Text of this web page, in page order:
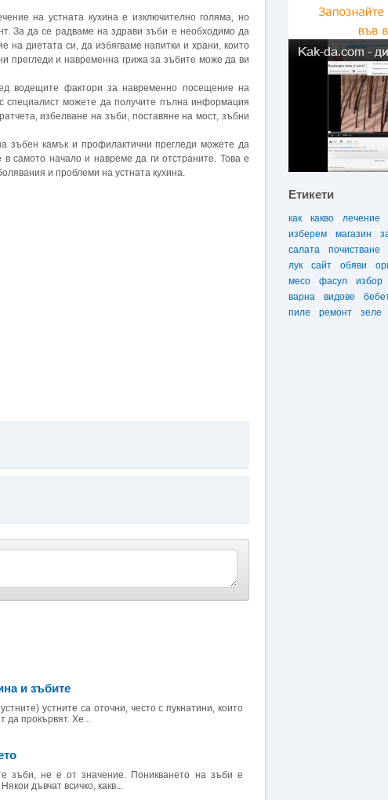
на устната кухина е изключително голяма, но
За да се радваме на здрави зъби е необходимо да
на диетата си, да избягваме напитки и храни, които
прегледи и навременна грижа за зъбите може да ви
водещите фактори за навременно посещение на
специалист можете да получите пълна информация
избелване на зъби, поставяне на мост, зъбни
зъбен камък и профилактични прегледи можете да
самото начало и навреме да ги отстраните. Това е
и проблеми на устната кухина.
и зъбите
устните са оточни, често с пукнатини, които
да прокървят. Хе...
зъби, не е от значение. Поникването на зъби е
дъвчат всичко, какв...
Етикети
как какво лечение
изберем
магазин
салата
почистване
лук
сайт обяви
месо
фасул избор
варна
видове
пиле
ремонт зеле